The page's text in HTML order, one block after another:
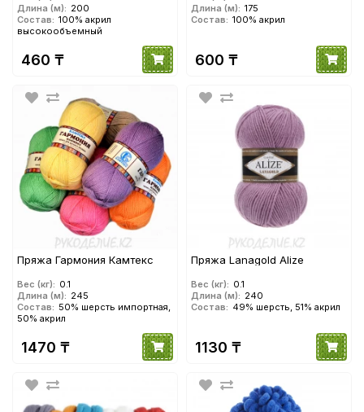
Длина (м): 200
Состав: 100% акрил
высокообъемный
460 ₸
Длина (м): 175
Состав: 100% акрил
600 ₸
Пряжа Гармония Камтекс
Вес (кг): 0.1
Длина (м): 245
Состав: 50% шерсть импортная,
50% акрил
1470 ₸
Пряжа Lanagold Alize
Вес (кг): 0.1
Длина (м): 240
Состав: 49% шерсть, 51% акрил
1130 ₸